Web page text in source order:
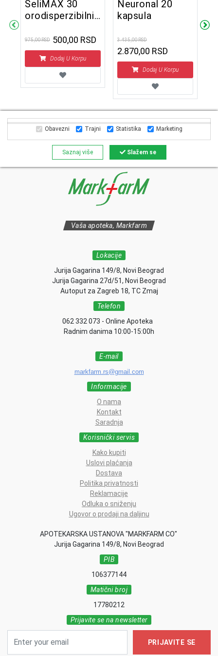
SeliMAX 30
orodisperzibilnih
975,00 RSD 500,00 RSD
Dodaj U Korpu
Neuronal 20
kapsula
3.435,00 RSD
2.870,00 RSD
Dodaj U Korpu
Vaša apoteka, Markfarm
Lokacije
Jurija Gagarina 149/8, Novi Beograd
Jurija Gagarina 27d/51, Novi Beograd
Autoput za Zagreb 18, TC Zmaj
Telefon
062 332 073 - Online Apoteka
Radnim danima 10:00-15:00h
E-mail
markfarm.rs@gmail.com
Informacije
O nama
Kontakt
Saradnja
Korisnički servis
Kako kupiti
Uslovi plaćanja
Dostava
Politika privatnosti
Reklamacije
Odluka o sniženju
Ugovor o prodaji na daljinu
APOTEKARSKA USTANOVA "MARKFARM CO"
Jurija Gagarina 149/8, Novi Beograd
PIB
106377144
Matični broj
17780212
Prijavite se na newsletter
PRIJAVITE SE
Obavezni Trajni Statistika Marketing
Saznaj više Slažem se